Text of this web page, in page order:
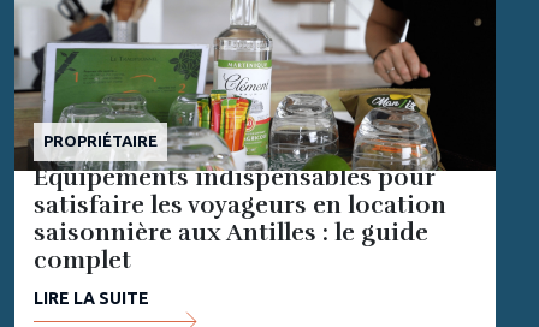
PROPRIÉTAIRE
Équipements indispensables pour
satisfaire les voyageurs en location
saisonnière aux Antilles : le guide
complet
LIRE LA SUITE